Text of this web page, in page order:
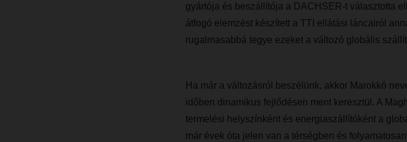
gyártója és beszállítója a DACHSER-t választotta
átfogó elemzést készített a TTI ellátási láncairól
rugalmasabbá tegye ezeket a változó globális
Ha már a változásról beszélünk, akkor Marokkó
időben dinamikus fejlődésen ment keresztül. A
termelési helyszínként és energiaszállítóként a
már évek óta jelen van a térségben és